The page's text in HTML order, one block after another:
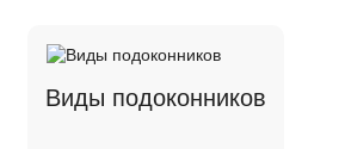
Виды подоконников